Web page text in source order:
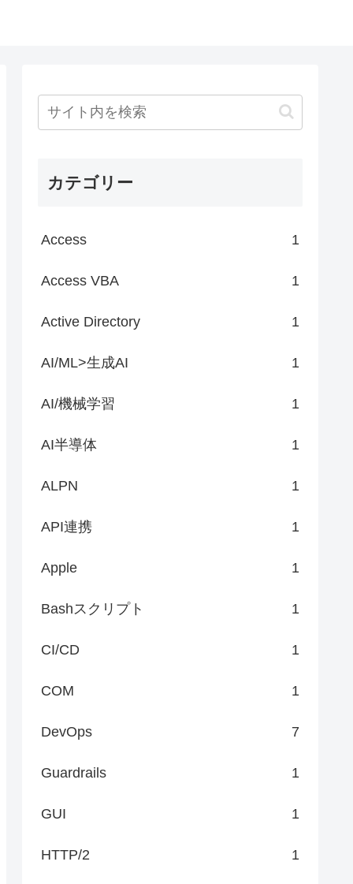
カテゴリー
Access 1
Access VBA 1
Active Directory 1
AI/ML>生成AI 1
AI/機械学習 1
AI半導体 1
ALPN 1
API連携 1
Apple 1
Bashスクリプト 1
CI/CD 1
COM 1
DevOps 7
Guardrails 1
GUI 1
HTTP/2 1